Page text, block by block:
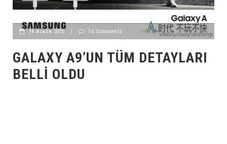
14 Aralık 2015 10 Comments
GALAXY A9’UN TÜM DETAYLARI
BELLI OLDU